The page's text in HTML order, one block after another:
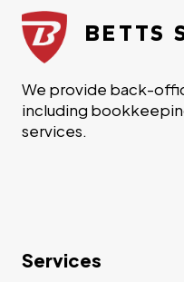
SIT
VOLUPTATEM
BETTS
We provide back-
including
services.
Services